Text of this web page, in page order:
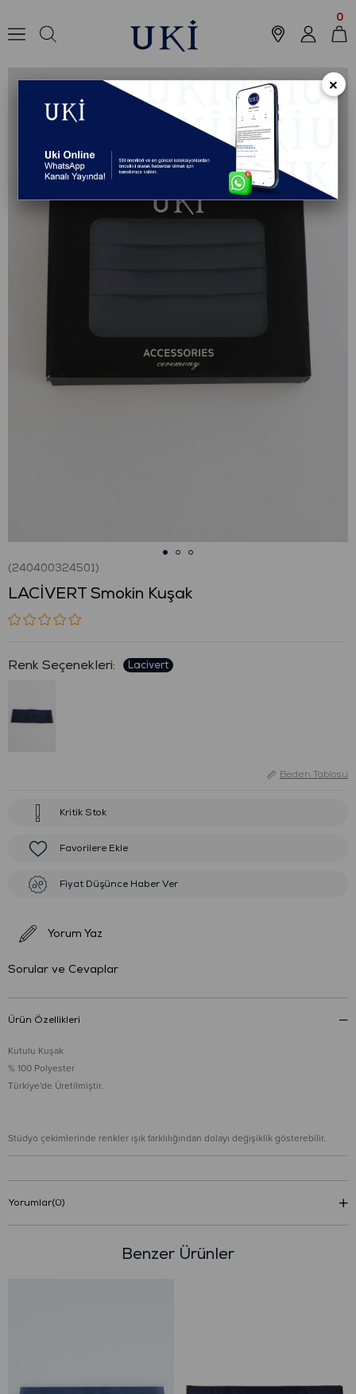
0
(240400324501)
LACİVERT Smokin Kuşak
:
Beden Tablosu
Kritik Stok
Favorilere Ekle
Fiyat Düşünce Haber Ver
Yorum Yaz
Sorular ve Cevaplar
Ürün Özellikleri
Kutulu Kuşak
% 100 Polyester
Türkiye'de Üretilmiştir.
Stüdyo çekimlerinde renkler ışık farklılığından dolayı değişiklik gösterebilir.
Yorumlar(0)
Benzer Ürünler
×